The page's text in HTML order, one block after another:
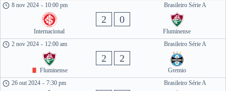
Brasileiro Série A
8 nov 2024 - 10:00 pm
Internacional
2 0
Fluminense
Brasileiro Série A
2 nov 2024 - 12:00 am
Fluminense
2 2
Gremio
Brasileiro Série A
26 out 2024 - 7:30 pm